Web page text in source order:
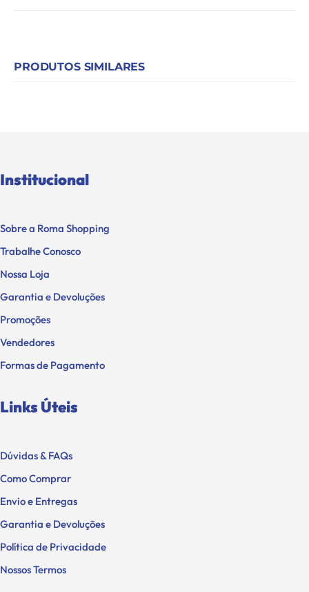
PRODUTOS SIMILARES
Institucional
Sobre a Roma Shopping
Trabalhe Conosco
Nossa Loja
Garantia e Devoluções
Promoções
Vendedores
Formas de Pagamento
Links Úteis
Dúvidas & FAQs
Como Comprar
Envio e Entregas
Garantia e Devoluções
Política de Privacidade
Nossos Termos